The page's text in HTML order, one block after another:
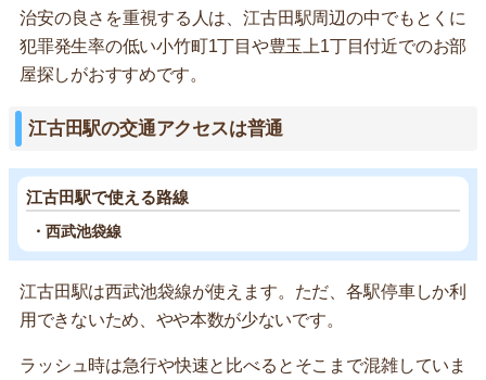
治安の良さを重視する人は、江古田駅周辺の中でもとくに
犯罪発生率の低い小竹町1丁目や豊玉上1丁目付近でのお部
屋探しがおすすめです。
江古田駅の交通アクセスは普通
江古田駅で使える路線
・西武池袋線
江古田駅は西武池袋線が使えます。ただ、各駅停車しか利
用できないため、やや本数が少ないです。
ラッシュ時は急行や快速と比べるとそこまで混雑していま